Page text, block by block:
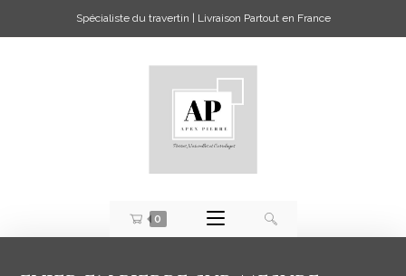
Spécialiste du travertin | Livraison Partout en France
0